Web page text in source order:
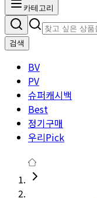
카테고리
검색
BV
PV
슈퍼캐시백
Best
정기구매
우리Pick